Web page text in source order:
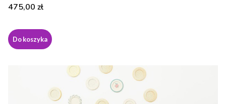
Cena
475,00 zł
Do koszyka